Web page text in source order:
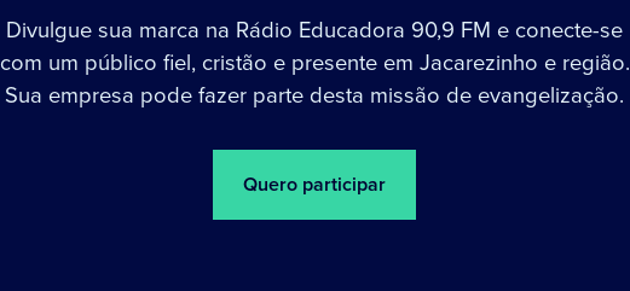
Divulgue sua marca na Rádio Educadora 90,9 FM e conecte-se
com um público fiel, cristão e presente em Jacarezinho e região.
Sua empresa pode fazer parte desta missão de evangelização.
Quero participar